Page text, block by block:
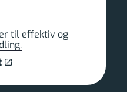
til effektiv og